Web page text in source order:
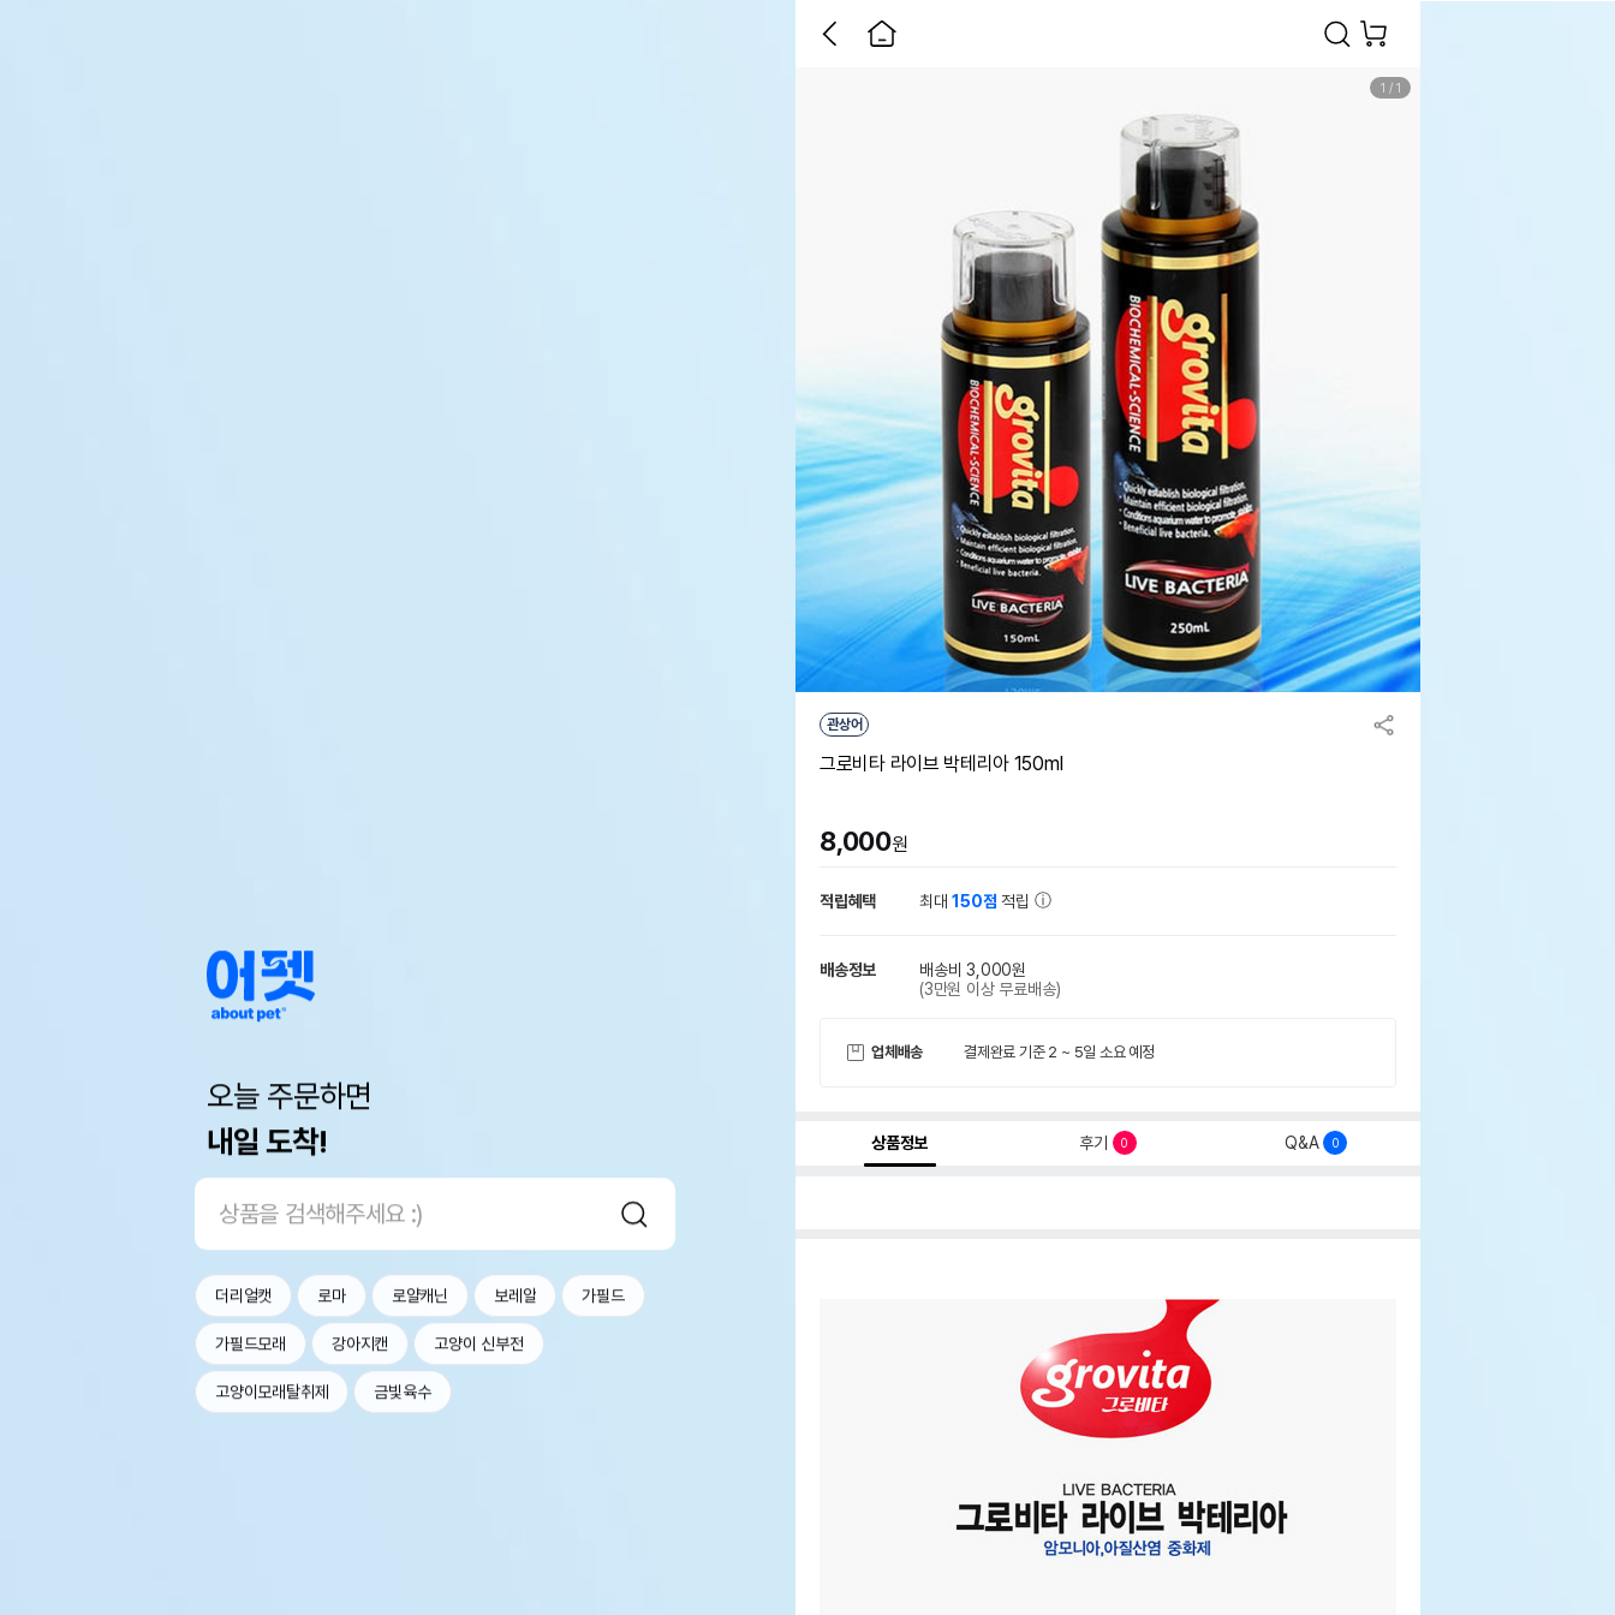
오늘 주문하면
내일 도착!
더리얼캣 로마 로얄캐닌 보레알 가필드
가필드모래 강아지캔 고양이 신부전
고양이모래탈취제 금빛육수
1 / 1
관상어
그로비타 라이브 박테리아 150ml
8,000원
적립혜택 최대150점 적립
배송정보
배송비 3,000원
(3만원 이상 무료배송)
업체배송 결제완료 기준 2 ~ 5일 소요 예정
상품정보 후기 0 Q&A 0